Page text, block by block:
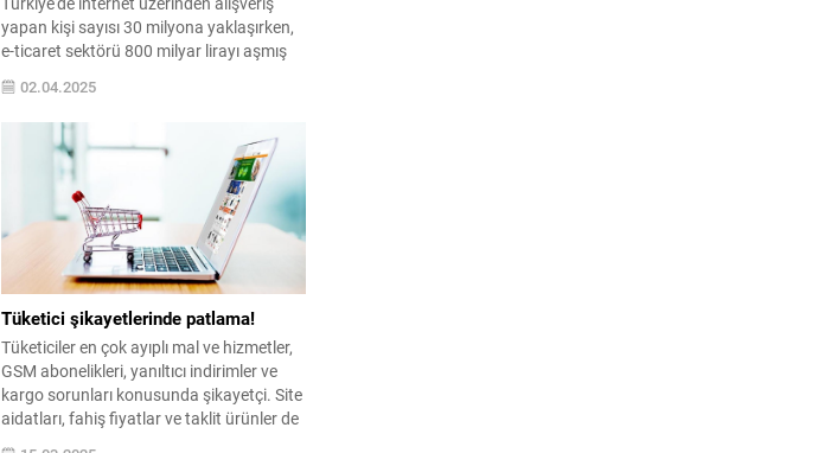
yapan kişi sayısı 30 milyona yaklaşırken,
e-ticaret sektörü 800 milyar lirayı aşmış
durumda. Ancak, bu hızlı büyümeyle
birlikte tüketiciler çevrimiçi alışverişlerde
bazı önemli hatalar yapabiliyor ve bu
hatalar, maddi kayıplara yol açabiliyor.
02.04.2025
Tüketici şikayetlerinde patlama!
Tüketiciler en çok ayıplı mal ve hizmetler,
GSM abonelikleri, yanıltıcı indirimler ve
kargo sorunları konusunda şikayetçi. Site
aidatları, fahiş fiyatlar ve taklit ürünler de